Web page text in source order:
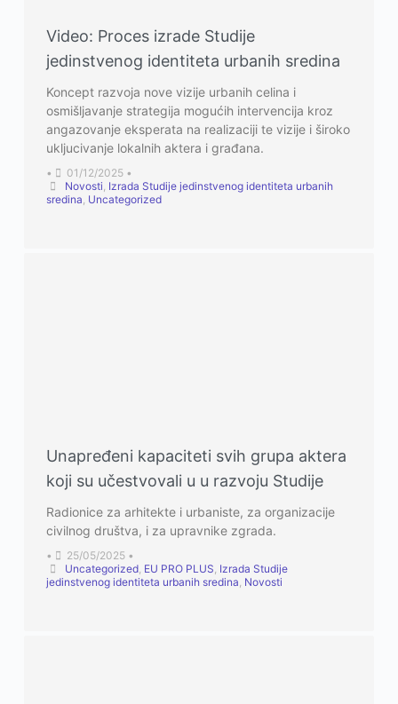
Video: Proces izrade Studije
jedinstvenog identiteta urbanih sredina
Koncept razvoja nove vizije urbanih celina i
osmišljavanje strategija mogućih intervencija kroz
angazovanje eksperata na realizaciji te vizije i široko
ukljucivanje lokalnih aktera i građana.
• 01/12/2025 •
Novosti, Izrada Studije jedinstvenog identiteta urbanih
sredina, Uncategorized
Unapređeni kapaciteti svih grupa aktera
koji su učestvovali u u razvoju Studije
Radionice za arhitekte i urbaniste, za organizacije
civilnog društva, i za upravnike zgrada.
• 25/05/2025 •
Uncategorized, EU PRO PLUS, Izrada Studije
jedinstvenog identiteta urbanih sredina, Novosti